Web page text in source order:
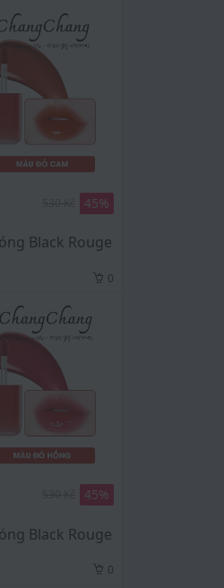
45%
Black Rouge Glow Bokki
0
45%
Black Rouge Glow Bokki
0